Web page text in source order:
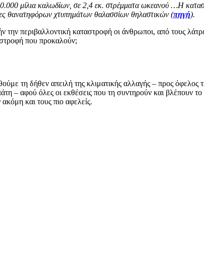
μίλια καλωδίων, σε 2,4 εκ. στρέμματα ωκεανού …Η
θανατηφόρων χτυπημάτων θαλασσίων θηλαστικών (πηγή).
περιβαλλοντική καταστροφή οι άνθρωποι, από τους
που προκαλούν;
τη δήθεν απειλή της κλιματικής αλλαγής – προς
– αφού όλες οι εκθέσεις που τη συντηρούν και βλέπουν
και τους πιο αφελείς.